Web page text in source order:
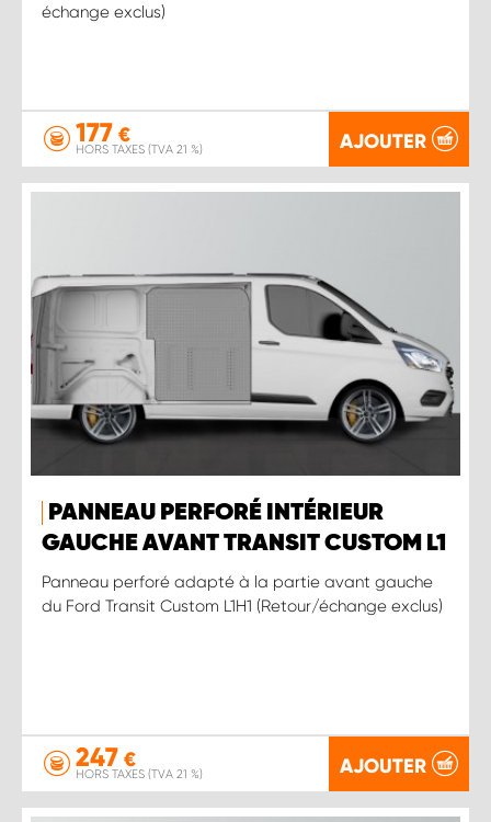
échange exclus)
177 €
HORS TAXES (TVA 21 %) AJOUTER
PANNEAU PERFORÉ INTÉRIEUR
GAUCHE AVANT TRANSIT CUSTOM L1
Panneau perforé adapté à la partie avant gauche
du Ford Transit Custom L1H1 (Retour/échange exclus)
247 €
HORS TAXES (TVA 21 %) AJOUTER